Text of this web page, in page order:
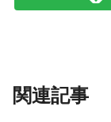
関連記事